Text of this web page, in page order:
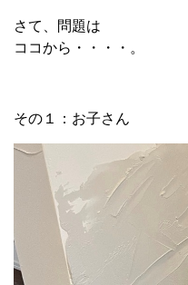
さて、問題は
ココから・・・・。
その１：お子さん